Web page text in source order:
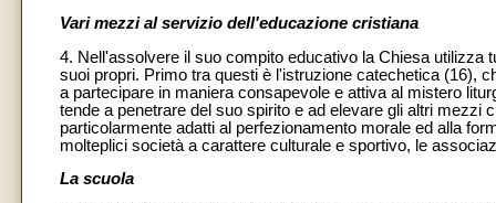
Vari mezzi al servizio dell'educazione cristiana
4. Nell'assolvere il suo compito educativo la Chiesa
suoi propri. Primo tra questi è l'istruzione catechetica (16),
a partecipare in maniera consapevole e attiva al mistero
tende a penetrare del suo spirito e ad elevare gli altri mezzi
particolarmente adatti al perfezionamento morale ed alla
molteplici società a carattere culturale e sportivo, le
La scuola